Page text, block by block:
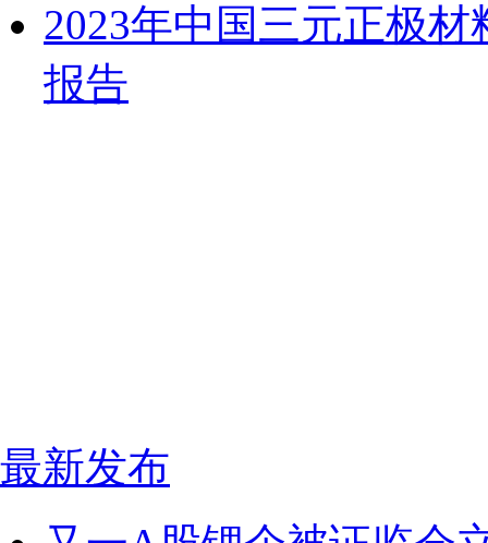
2023年中国三元正极
报告
最新发布